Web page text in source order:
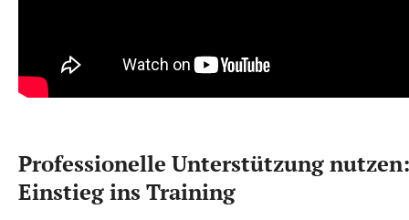
Professionelle Unterstützung
Einstieg ins Training